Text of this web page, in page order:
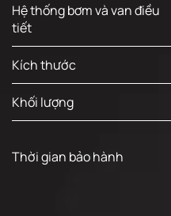
Hệ thống bơm và van điều
tiết
Kích thước
Khối lượng
Thời gian bảo hành